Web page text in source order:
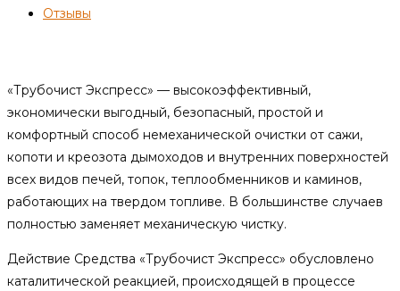
Отзывы
«Трубочист Экспресс» — высокоэффективный,
экономически выгодный, безопасный, простой и
комфортный способ немеханической очистки от сажи,
копоти и креозота дымоходов и внутренних поверхностей
всех видов печей, топок, теплообменников и каминов,
работающих на твердом топливе. В большинстве случаев
полностью заменяет механическую чистку.
Действие Средства «Трубочист Экспресс» обусловлено
каталитической реакцией, происходящей в процессе